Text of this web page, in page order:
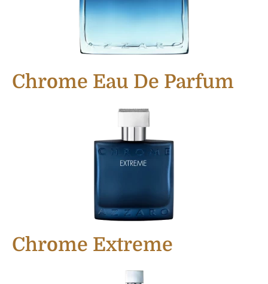
Chrome Eau De Parfum
Chrome Extreme